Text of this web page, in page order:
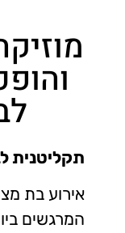
תקליטנית
אירוע בת
המרגשים